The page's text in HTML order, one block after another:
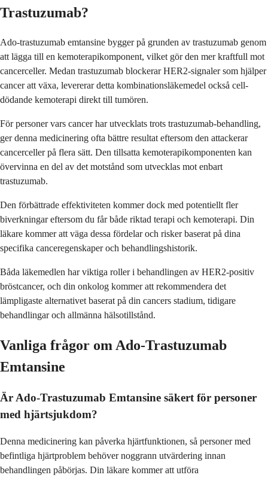
Trastuzumab?
Ado-trastuzumab emtansine bygger på grunden av trastuzumab genom
att lägga till en kemoterapikomponent, vilket gör den mer kraftfull mot
cancerceller. Medan trastuzumab blockerar HER2-signaler som hjälper
cancer att växa, levererar detta kombinationsläkemedel också cell-
dödande kemoterapi direkt till tumören.
För personer vars cancer har utvecklats trots trastuzumab-behandling,
ger denna medicinering ofta bättre resultat eftersom den attackerar
cancerceller på flera sätt. Den tillsatta kemoterapikomponenten kan
övervinna en del av det motstånd som utvecklas mot enbart
trastuzumab.
Den förbättrade effektiviteten kommer dock med potentiellt fler
biverkningar eftersom du får både riktad terapi och kemoterapi. Din
läkare kommer att väga dessa fördelar och risker baserat på dina
specifika canceregenskaper och behandlingshistorik.
Båda läkemedlen har viktiga roller i behandlingen av HER2-positiv
bröstcancer, och din onkolog kommer att rekommendera det
lämpligaste alternativet baserat på din cancers stadium, tidigare
behandlingar och allmänna hälsotillstånd.
Vanliga frågor om Ado-Trastuzumab
Emtansine
Är Ado-Trastuzumab Emtansine säkert för personer
med hjärtsjukdom?
Denna medicinering kan påverka hjärtfunktionen, så personer med
befintliga hjärtproblem behöver noggrann utvärdering innan
behandlingen påbörjas. Din läkare kommer att utföra